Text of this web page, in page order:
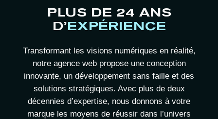
PLUS DE 24 ANS
D’ EXPÉRIENCE
Transformant les visions numériques en réalité,
notre agence web propose une conception
innovante, un développement sans faille et des
solutions stratégiques. Avec plus de deux
décennies d’expertise, nous donnons à votre
marque les moyens de réussir dans l’univers